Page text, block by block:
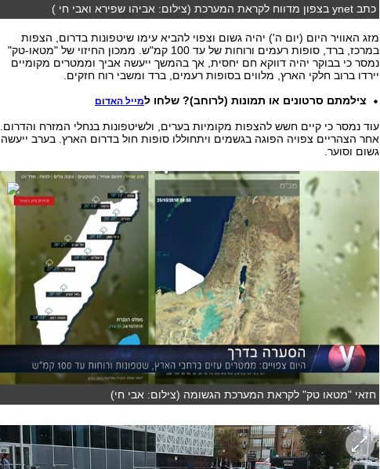
כתב ynet בצפון מדווח לקראת המערכת (צילום: אביהו שפירא ואבי חי )
מזג האוויר היום (יום ה') יהיה גשום וצפוי להביא עימו שיטפונות בדרום, הצפות
במרכז, ברד, סופות רעמים ורוחות של עד 100 קמ"ש. ממכון החיזוי של "מטאו-טק"
נמסר כי בבוקר יהיה דווקא חם יחסית, אך בהמשך ייעשה אביך וממטרים מקומיים
יירדו ברוב חלקי הארץ, מלווים בסופות רעמים, ברד ומשבי רוח חזקים.
צילמתם סרטונים או תמונות (לרוחב)? שלחו למייל האדום
עוד נמסר כי קיים חשש להצפות מקומיות בערים, ולשיטפונות בנחלי המזרח והדרום.
אחר הצהריים צפויה הפוגה בגשמים ויתחוללו סופות חול בדרום הארץ. בערב ייעשה
גשום וסוער.
חזאי "מטאו טק" לקראת המערכת הגשומה (צילום: אבי חי)